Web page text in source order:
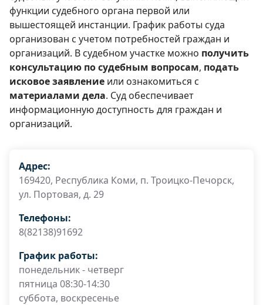
функции судебного органа первой или
вышестоящей инстанции. График работы суда
организован с учетом потребностей граждан и
организаций. В судебном участке можно получить
консультацию по судебным вопросам, подать
исковое заявление или ознакомиться с
материалами дела. Суд обеспечивает
информационную доступность для граждан и
организаций.
Адрес:
169420, Республика Коми, п. Троицко-Печорск,
ул. Портовая, д. 29
Телефоны:
8(82138)91692
График работы:
понедельник - четверг
пятница 08:30-14:30
суббота, воскресенье